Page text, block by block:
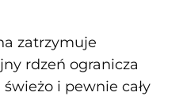
zatrzymuje
rdzeń ogranicza
i pewnie cały